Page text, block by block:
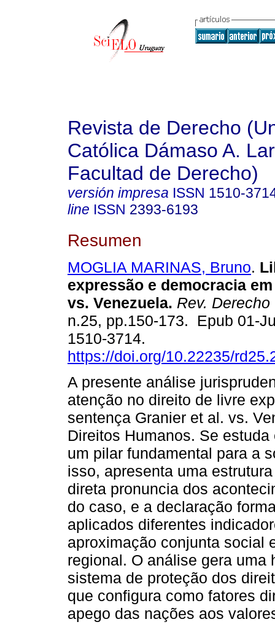
Revista de Derecho
Católica Dámaso A.
Facultad de Derecho)
versión impresa ISSN 1510-
line ISSN 2393-6193
Resumen
MOGLIA MARINAS, Bruno.
expressão e democracia
vs. Venezuela. Rev. Derecho
n.25, pp.150-173. Epub 01-
1510-3714.
https://doi.org/10.22235/
A presente análise
atenção no direito de livre
sentença Granier et al. vs.
Direitos Humanos. Se
um pilar fundamental para a
isso, apresenta uma
direta pronuncia dos
do caso, e a declaração
aplicados diferentes
aproximação conjunta social
regional. O análise gera uma
sistema de proteção dos
que configura como fatores
apego das nações aos